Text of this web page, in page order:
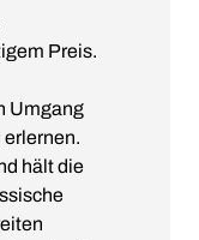
Preis.
Umgang
hält die